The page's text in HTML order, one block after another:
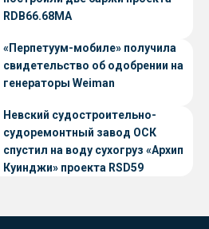
RDB66.68МА
«Перпетуум-мобиле» получила
свидетельство об одобрении на
генераторы Weiman
Невский судостроительно-
судоремонтный завод ОСК
спустил на воду сухогруз «Архип
Куинджи» проекта RSD59